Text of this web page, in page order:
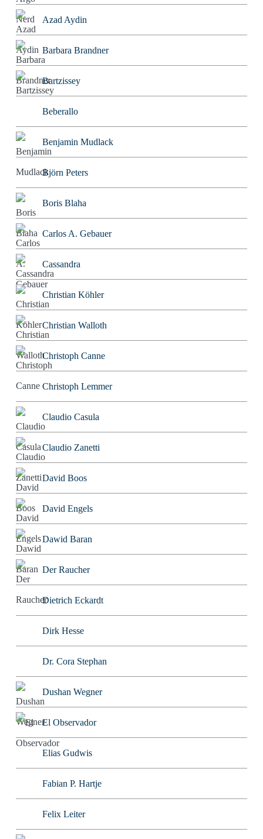
Azad Aydin
Barbara Brandner
Bartzissey
Beberallo
Benjamin Mudlack
Björn Peters
Boris Blaha
Carlos A. Gebauer
Cassandra
Christian Köhler
Christian Walloth
Christoph Canne
Christoph Lemmer
Claudio Casula
Claudio Zanetti
David Boos
David Engels
Dawid Baran
Der Raucher
Dietrich Eckardt
Dirk Hesse
Dr. Cora Stephan
Dushan Wegner
El Observador
Elias Gudwis
Fabian P. Hartje
Felix Leiter